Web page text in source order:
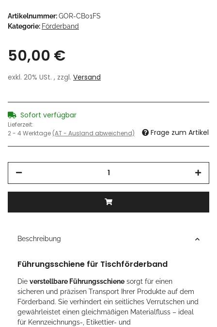
Artikelnummer:GOR-CB01FS
Kategorie: Förderband
50,00 €
exkl. 20% USt. , zzgl. Versand
Sofort verfügbar
Lieferzeit:
2 - 4 Werktage (AT - Ausland abweichend) Frage zum Artikel
Beschreibung
Führungsschiene für Tischförderband
Die verstellbare Führungsschiene sorgt für einen
sicheren und präzisen Transport Ihrer Produkte auf dem
Förderband. Sie verhindert ein seitliches Verrutschen und
gewährleistet einen gleichmäßigen Materialfluss – ideal
für Kennzeichnungs-, Etikettier- und